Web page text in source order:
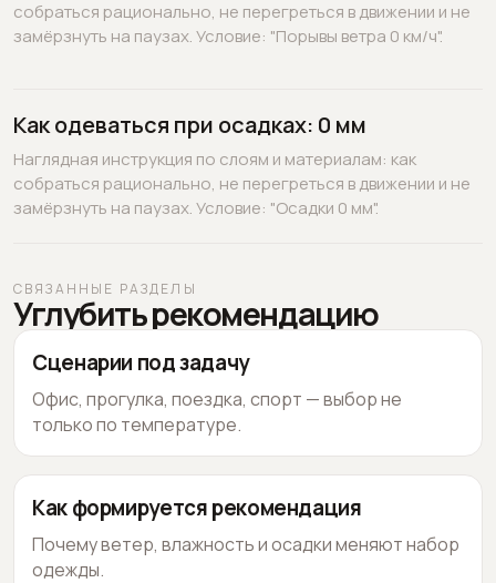
собраться рационально, не перегреться в движении и не
замёрзнуть на паузах. Условие: "Порывы ветра 0 км/ч".
Как одеваться при осадках: 0 мм
Наглядная инструкция по слоям и материалам: как
собраться рационально, не перегреться в движении и не
замёрзнуть на паузах. Условие: "Осадки 0 мм".
СВЯЗАННЫЕ РАЗДЕЛЫ
Углубить рекомендацию
Сценарии под задачу
Офис, прогулка, поездка, спорт — выбор не
только по температуре.
Как формируется рекомендация
Почему ветер, влажность и осадки меняют набор
одежды.